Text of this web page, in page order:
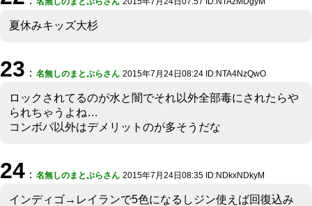
夏休みキッズ大杉
23 ： 名無しのまとぷらさん 2015年7月24日08:24 ID:NTA4NzQwO
ロックされてるのが水と闇でそれ以外全部毒にされたらや
られちゃうよね…
コンボパ以外はデメリットのが多そうだな
24 ： 名無しのまとぷらさん 2015年7月24日08:35 ID:NDkxNDkyM
インディゴ→レイランで5色になるしジン使えば回復込み